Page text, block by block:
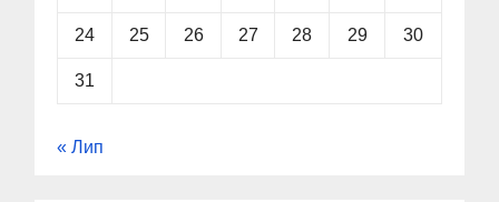
24 25 26 27 28 29 30
31
« Лип